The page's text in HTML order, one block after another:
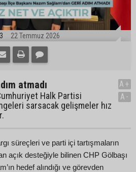
22 Temmuz 2026
atmadı
Halk Partisi
sarsacak gelişmeler hız
A+
A-
süreçleri ve parti içi tartışmaların
açık desteğiyle bilinen CHP Gölbaşı
hedef alındığı ve görevden